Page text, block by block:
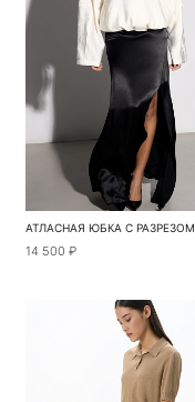
АТЛАСНАЯ ЮБКА С РАЗРЕЗОМ
14 500 ₽